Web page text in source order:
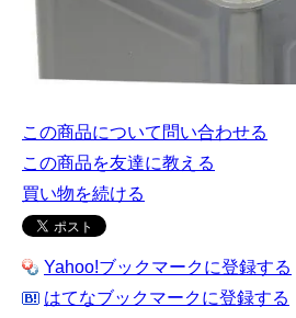
この商品について問い合わせる
この商品を友達に教える
買い物を続ける
Yahoo!ブックマークに登録する
はてなブックマークに登録する